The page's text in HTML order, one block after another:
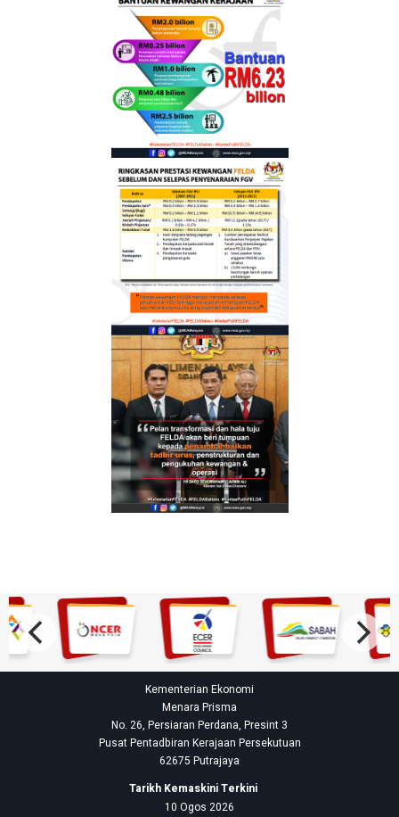
Kementerian Ekonomi
Menara Prisma
No. 26, Persiaran Perdana, Presint 3
Pusat Pentadbiran Kerajaan Persekutuan
62675 Putrajaya
Tarikh Kemaskini Terkini
10 Ogos 2026